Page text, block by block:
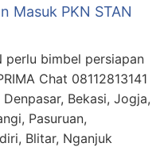
Masuk PKN STAN
perlu bimbel persiapan
Chat 08112813141
Bekasi, Jogja,
Pasuruan,
Blitar, Nganjuk